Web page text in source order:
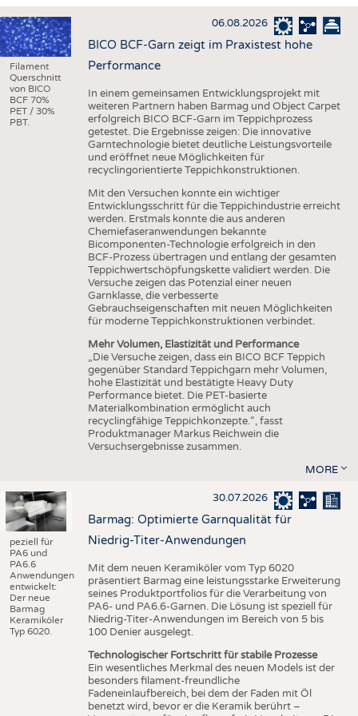
HAUS- UND HEIMTEXTILIEN
BEKLEIDUNG
TESTS
BUSINESS
UNTERNEHMEN
AUSSCHREIBUNGEN
DTV AUSSCHREIBUNGSDIENST
STATISTICS
ADRESSEN & LINKS
PUBLIKATIONEN
BRANCHENTERMINE
Filament
Querschnitt
von BICO
BCF 70%
PET / 30%
PBT.
06.08.2026
BICO BCF-Garn zeigt im Praxistest hohe
Performance
In einem gemeinsamen Entwicklungsprojekt mit
weiteren Partnern haben Barmag und Object Carpet
erfolgreich BICO BCF-Garn im Teppichprozess
getestet. Die Ergebnisse zeigen: Die innovative
Garntechnologie bietet deutliche Leistungsvorteile
und eröffnet neue Möglichkeiten für
recyclingorientierte Teppichkonstruktionen.
Mit den Versuchen konnte ein wichtiger
Entwicklungsschritt für die Teppichindustrie erreicht
werden. Erstmals konnte die aus anderen
Chemiefaseranwendungen bekannte
Bicomponenten-Technologie erfolgreich in den
BCF-Prozess übertragen und entlang der gesamten
Teppichwertschöpfungskette validiert werden. Die
Versuche zeigen das Potenzial einer neuen
Garnklasse, die verbesserte
Gebrauchseigenschaften mit neuen Möglichkeiten
für moderne Teppichkonstruktionen verbindet.
Mehr Volumen, Elastizität und Performance
„Die Versuche zeigen, dass ein BICO BCF Teppich
gegenüber Standard Teppichgarn mehr Volumen,
hohe Elastizität und bestätigte Heavy Duty
Performance bietet. Die PET-basierte
Materialkombination ermöglicht auch
recyclingfähige Teppichkonzepte.“, fasst
Produktmanager Markus Reichwein die
Versuchsergebnisse zusammen.
MORE
peziell für
PA6 und
PA6.6
Anwendungen
entwickelt:
Der neue
Barmag
Keramiköler
Typ 6020.
30.07.2026
Barmag: Optimierte Garnqualität für
Niedrig-Titer-Anwendungen
Mit dem neuen Keramiköler vom Typ 6020
präsentiert Barmag eine leistungsstarke Erweiterung
seines Produktportfolios für die Verarbeitung von
PA6- und PA6.6-Garnen. Die Lösung ist speziell für
Niedrig-Titer-Anwendungen im Bereich von 5 bis
100 Denier ausgelegt.
Technologischer Fortschritt für stabile Prozesse
Ein wesentliches Merkmal des neuen Models ist der
besonders filament-freundliche
Fadeneinlaufbereich, bei dem der Faden mit Öl
benetzt wird, bevor er die Keramik berührt –